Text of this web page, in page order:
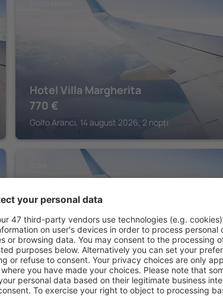
Hotel Villa Margherita
770 €
Golfo Aranci, 14 august 2026, 2 nopți
Hotel Rocce Sarde
983€
Olbia, 24 august 2026, 3 nopți